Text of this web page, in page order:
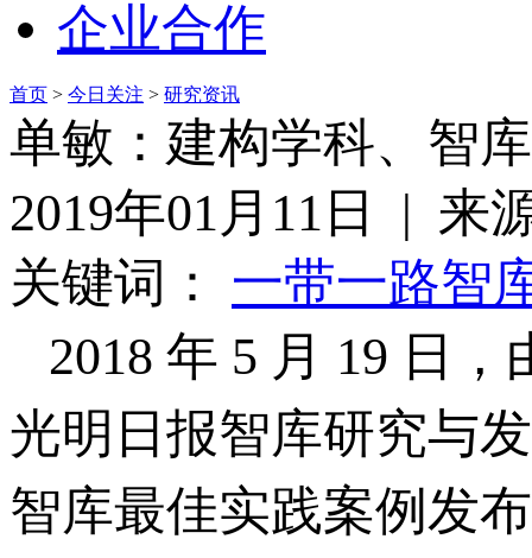
企业合作
首页 > 今日关注 > 研究资讯
单敏：建构学科、智
2019年01月11日 | 来
关键词： 一带一路智
2018 年 5 月 19 日
光明日报智库研究与
智库最佳实践案例发